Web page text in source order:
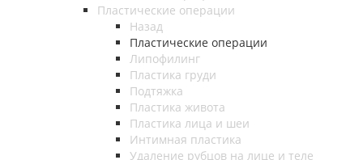
Пластические операции
Назад
Пластические операции
Липофилинг
Пластика груди
Подтяжка
Пластика живота
Пластика лица и шеи
Интимная пластика
Удаление рубцов на лице и теле